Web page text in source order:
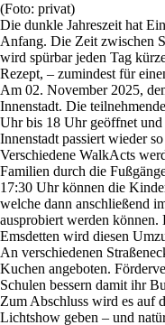
(Foto: privat)
Die dunkle Jahreszeit hat
Anfang. Die Zeit zwischen
wird spürbar jeden Tag
Rezept, – zumindest für
Am 02. November 2025,
Innenstadt. Die
Uhr bis 18 Uhr geöffnet und
Innenstadt passiert wieder
Verschiedene WalkActs
Familien durch die
17:30 Uhr können die
welche dann anschließend
ausprobiert werden
Emsdetten wird diesen
An verschiedenen
Kuchen angeboten.
Schulen bessern damit ihr
Zum Abschluss wird es auf
Lichtshow geben – und